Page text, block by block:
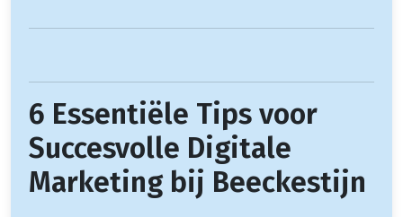
6 Essentiële Tips voor
Succesvolle Digitale
Marketing bij Beeckestijn